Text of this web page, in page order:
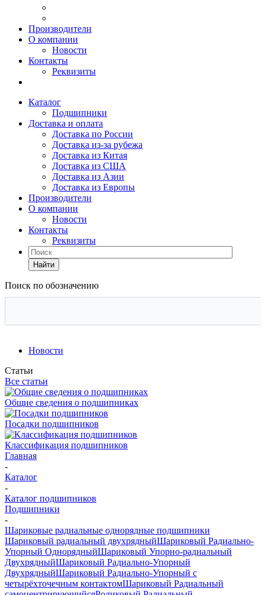
Производители
О компании
Новости
Контакты
Реквизиты
Каталог
Подшипники
Доставка и оплата
Доставка по России
Доставка из-за рубежа
Доставка из Китая
Доставка из США
Доставка из Азии
Доставка из Европы
Производители
О компании
Новости
Контакты
Реквизиты
Найти
Поиск по обозначению
Новости
Статьи
Все статьи
Общие сведения о подшипниках
Посадки подшипников
Классификация подшипников
Главная
-
Каталог
-
Каталог подшипников
Подшипники
-
Шариковые радиальные однорядные подшипники
Шариковый радиальный двухрядныйШариковый Радиально-
Упорный ОднорядныйШариковый Упорно-радиальный
ДвухрядныйШариковый Радиально-Упорный
ДвухрядныйШариковый Радиально-Упорный с
четырёхточечным контактомШариковый Радиальный